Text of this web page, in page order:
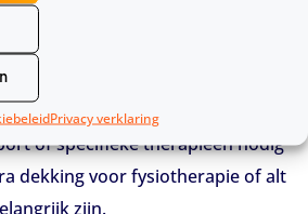
Privacy verklaring
heeft, let dan op de dekking vo
verzekeraars hanteren w
vergoedingen.
alternatieve zorg:Voor kinderen d
of specifieke therapieën nodig
dekking voor fysiotherapie of alt
zijn.